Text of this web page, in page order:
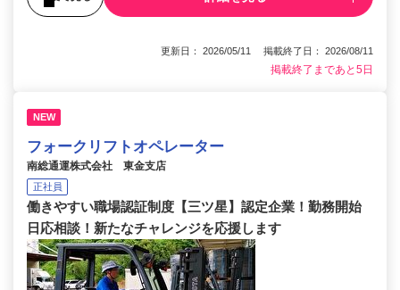
更新日： 2026/05/11 掲載終了日： 2026/08/11
掲載終了まであと5日
NEW
フォークリフトオペレーター
南総通運株式会社 東金支店
正社員
働きやすい職場認証制度【三ツ星】認定企業！勤務開始
日応相談！新たなチャレンジを応援します